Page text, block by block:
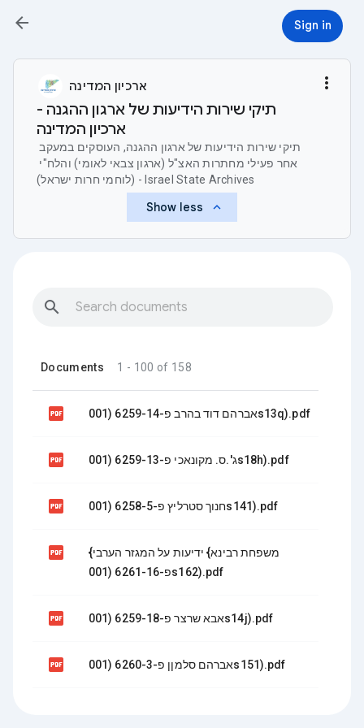
Sign in
arrow_back
ארכיון המדינה
תיקי שירות הידיעות של ארגון ההגנה -
ארכיון המדינה
(לוחמי חרות ישראל) - Israel State Archives
more_vert
Show less keyboard_arrow_up
search
Documents 1 - 100 of 158
 אברהם דוד בהרב פ-6259-14 (001s13q).pdf
 ג'.ס. מקונאכי פ-6259-13 (001s18h).pdf
 חנוך סטרליץ פ-6258-5 (001s141).pdf

{משפחת רבינא} ידיעות על המגזר הערבי
פ-6261-16 (001s162).pdf
 אבא שרצר פ-6259-18 (001s14j).pdf
 אברהם סלמןן פ-6260-3 (001s151).pdf